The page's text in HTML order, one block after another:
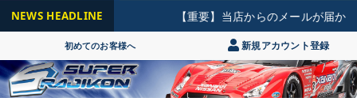
NEWS HEADLINE 【重要】当店からのメールが届かな
初めてのお客様へ 新規アカウント登録